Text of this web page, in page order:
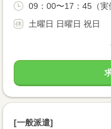
09：00〜17：45（実
土曜日 日曜日 祝日
[一般派遣]